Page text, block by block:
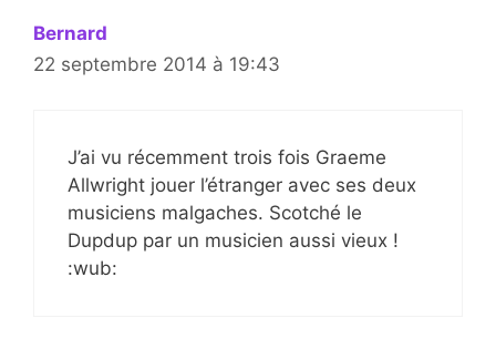
Bernard
22 septembre 2014 à 19:43
J’ai vu récemment trois fois Graeme
Allwright jouer l’étranger avec ses deux
musiciens malgaches. Scotché le
Dupdup par un musicien aussi vieux !
:wub: